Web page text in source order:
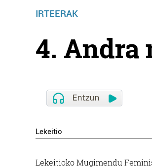
IRTEERAK
4. Andra
Lekeitio
Lekeitioko Mugimendu